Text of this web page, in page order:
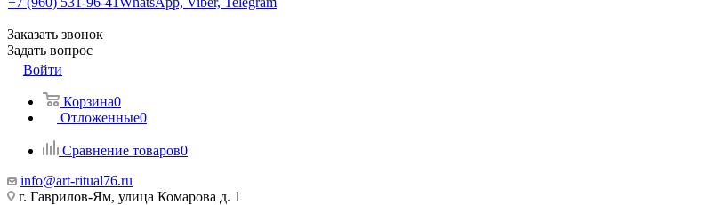
Заказать звонок
Задать вопрос
Войти
Корзина0
Отложенные0
Сравнение товаров0
info@art-ritual76.ru
г. Гаврилов-Ям, улица Комарова д. 1